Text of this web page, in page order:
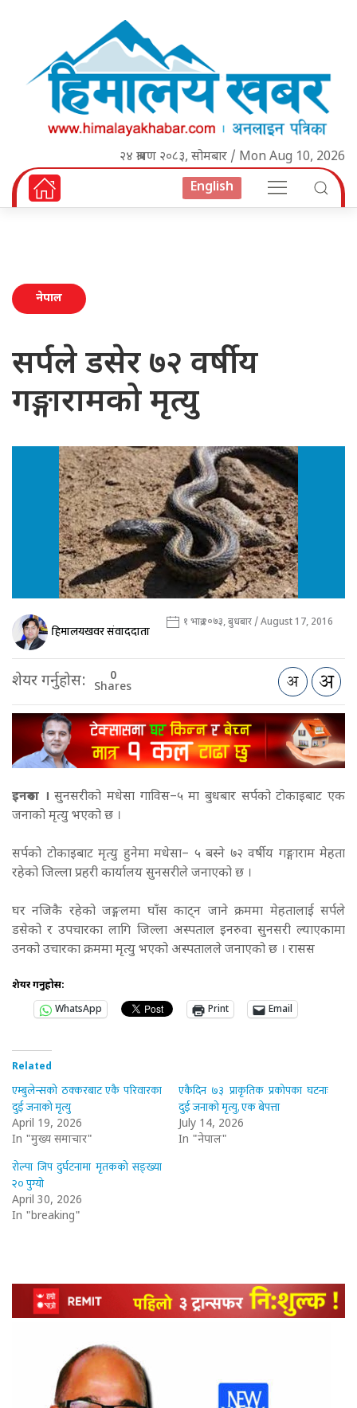
२४ श्रावण २०८३, सोमबार / Mon Aug 10, 2026
English
नेपाल
सर्पले डसेर ७२ वर्षीय
गङ्गारामको मृत्यु
हिमालयखवर संवाददाता १ भाद्र २०७३, बुधबार / August 17, 2016
शेयर गर्नुहोस: 0
Shares
इनरुवा । सुनसरीको मधेसा गाविस–५ मा बुधबार सर्पको टोकाइबाट एक
जनाको मृत्यु भएको छ ।
सर्पको टोकाइबाट मृत्यु हुनेमा मधेसा– ५ बस्ने ७२ वर्षीय गङ्गाराम मेहता
रहेको जिल्ला प्रहरी कार्यालय सुनसरीले जनाएको छ ।
घर नजिकै रहेको जङ्गलमा घाँस काट्न जाने क्रममा मेहतालाई सर्पले
डसेको र उपचारका लागि जिल्ला अस्पताल इनरुवा सुनसरी ल्याएकामा
उनको उचारका क्रममा मृत्यु भएको अस्पतालले जनाएको छ । रासस
शेयर गर्नुहोस:
WhatsApp
Print Email
Related
एम्बुलेन्सको ठक्करबाट एकै परिवारका
दुई जनाको मृत्यु
April 19, 2026
In "मुख्य समाचार"
एकैदिन ७३ प्राकृतिक प्रकोपका घटनाः
दुई जनाको मृत्यु, एक बेपत्ता
July 14, 2026
In "नेपाल"
रोल्पा जिप दुर्घटनामा मृतकको सङ्ख्या
२० पुग्यो
April 30, 2026
In "breaking"